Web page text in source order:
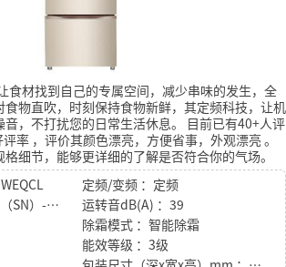
食材找到自己的专属空间，减少串味的发生，全
物直吹，时刻保持食物新鲜，其定频科技，让机
，不打扰您的日常生活休息。
目前已有40+人评
评率 ，评价其颜色漂亮，方便省事，外观漂亮 。
细节，能够更详细的了解是否符合你的气场。
定频/变频 ：定频
气候类型 ：亚温带型（SN）-温带型（N）-亚热带型（ST）
运转音dB(A) ：39
除霜模式 ：智能除霜
能效等级 ：3级